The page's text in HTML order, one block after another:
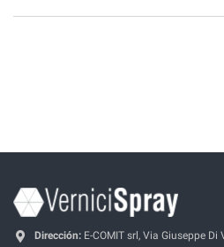
Dirección: E-COMIT srl, Via Giuseppe